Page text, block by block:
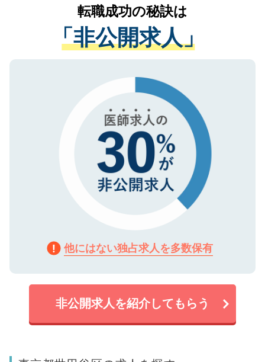
は、個人情報の取り扱いについての厳密な
管理基準を満たした事業者のみに付与され
る、プライバシーマークを取得済みです。
で、機密保持に関してもご安心ください。
かがいして、現在の医療機関の状況や紹介
経験をまじえながら、適切なアドバイスを
させていただきます。すぐにご転職をされ
ない方には、長期的なサポートが可能です
ので、まずはご登録ください。
転職成功の秘訣は
「非公開求人」
他にはない独占求人を多数保有
非公開求人を紹介してもらう